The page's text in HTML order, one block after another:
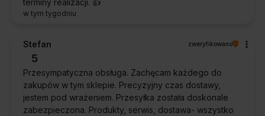
w tym tygodniu
Stefan zweryfikowano
5
Przesympatyczna obsługa. Zachęcam każdego do
zakupów w tym sklepie. Precyzyjny czas dostawy,
jestem pod wrażeniem. Przesyłka została doskonale
zabezpieczona. Produkty, serwis, dostawa- wszystko